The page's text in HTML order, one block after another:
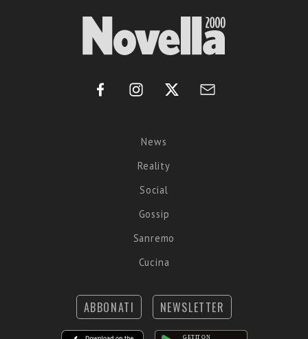
News
Reality
Social
Gossip
Sanremo
Cucina
ABBONATI NEWSLETTER